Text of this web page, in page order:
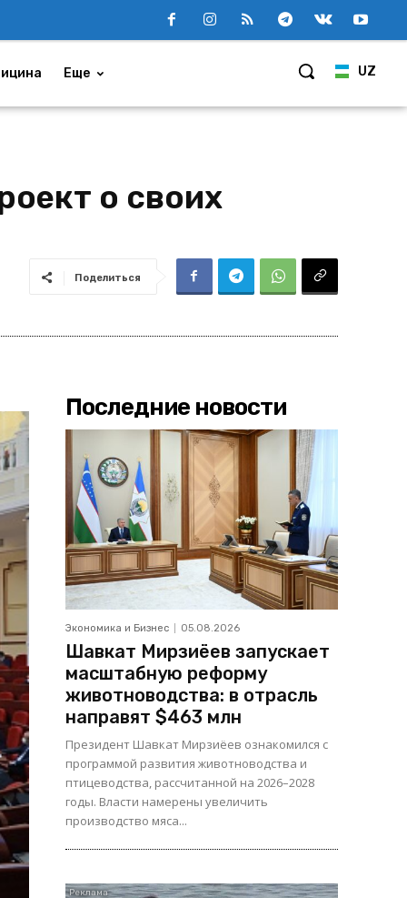
UZ
Еще
о своих
Поделиться
Последние новости
Экономика и Бизнес 05.08.2026
Шавкат Мирзиёев запускает
масштабную реформу
животноводства: в отрасль
направят $463 млн
Президент Шавкат Мирзиёев ознакомился с
программой развития животноводства и
птицеводства, рассчитанной на 2026–2028
годы. Власти намерены увеличить
производство мяса...